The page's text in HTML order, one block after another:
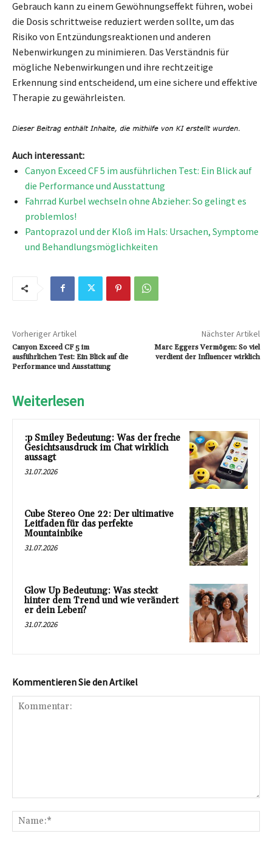
Gebrauch kann zu einem Gewöhnungseffekt führen, wobei
die Dosis schrittweise reduziert werden sollte, um das
Risiko von Entzündungsreaktionen und anderen
Nebenwirkungen zu minimieren. Das Verständnis für
mögliche Nebenwirkungen und ihre rechtzeitige
Erkennung sind entscheidend, um eine sichere und effektive
Therapie zu gewährleisten.
Auch interessant:
Canyon Exceed CF 5 im ausführlichen Test: Ein Blick auf
die Performance und Ausstattung
Fahrrad Kurbel wechseln ohne Abzieher: So gelingt es
problemlos!
Pantoprazol und der Kloß im Hals: Ursachen, Symptome
und Behandlungsmöglichkeiten
Vorheriger Artikel
Canyon Exceed CF 5 im
ausführlichen Test: Ein Blick auf die
Performance und Ausstattung
Nächster Artikel
Marc Eggers Vermögen: So viel
verdient der Influencer wirklich
Weiterlesen
:p Smiley Bedeutung: Was der freche
Gesichtsausdruck im Chat wirklich
aussagt
31.07.2026
Cube Stereo One 22: Der ultimative
Leitfaden für das perfekte
Mountainbike
31.07.2026
Glow Up Bedeutung: Was steckt
hinter dem Trend und wie verändert
er dein Leben?
31.07.2026
Kommentieren Sie den Artikel